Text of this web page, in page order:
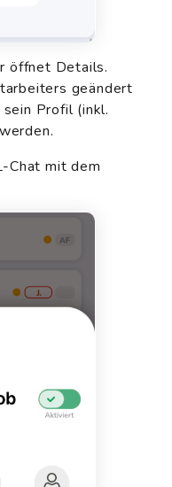
öffnet Details.
geändert
Profil (inkl.
Chat mit dem